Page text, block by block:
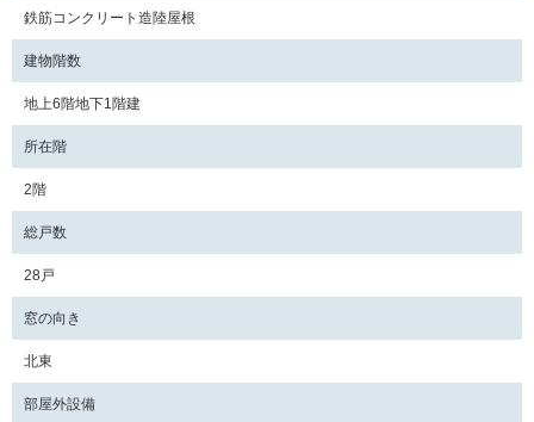
鉄筋コンクリート造陸屋根
建物階数
地上6階地下1階建
所在階
2階
総戸数
28戸
窓の向き
北東
部屋外設備